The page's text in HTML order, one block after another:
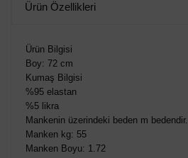
Ürün Özellikleri
Ürün Bilgisi
Boy: 72 cm
Kumaş Bilgisi
%95 elastan
%5 likra
Mankenin üzerindeki beden m bedendir.
Manken kg: 55
Manken Boyu: 1.72